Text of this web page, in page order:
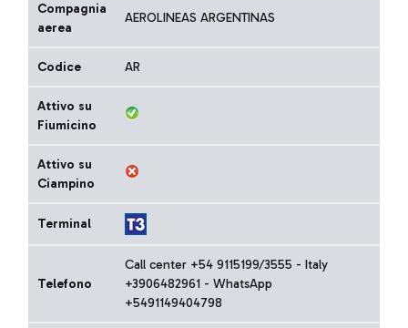
Compagnia
aerea
AEROLINEAS ARGENTINAS
Codice AR
Attivo su
Fiumicino
Attivo su
Ciampino
Terminal
Telefono
Call center +54 9115199/3555 - Italy
+3906482961 - WhatsApp
+5491149404798